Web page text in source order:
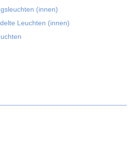
(innen)
Leuchten (innen)